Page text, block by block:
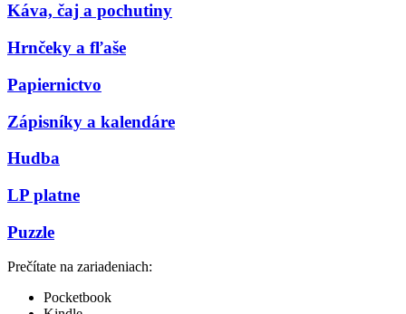
Káva, čaj a pochutiny
Hrnčeky a fľaše
Papiernictvo
Zápisníky a kalendáre
Hudba
LP platne
Puzzle
Prečítate na zariadeniach:
Pocketbook